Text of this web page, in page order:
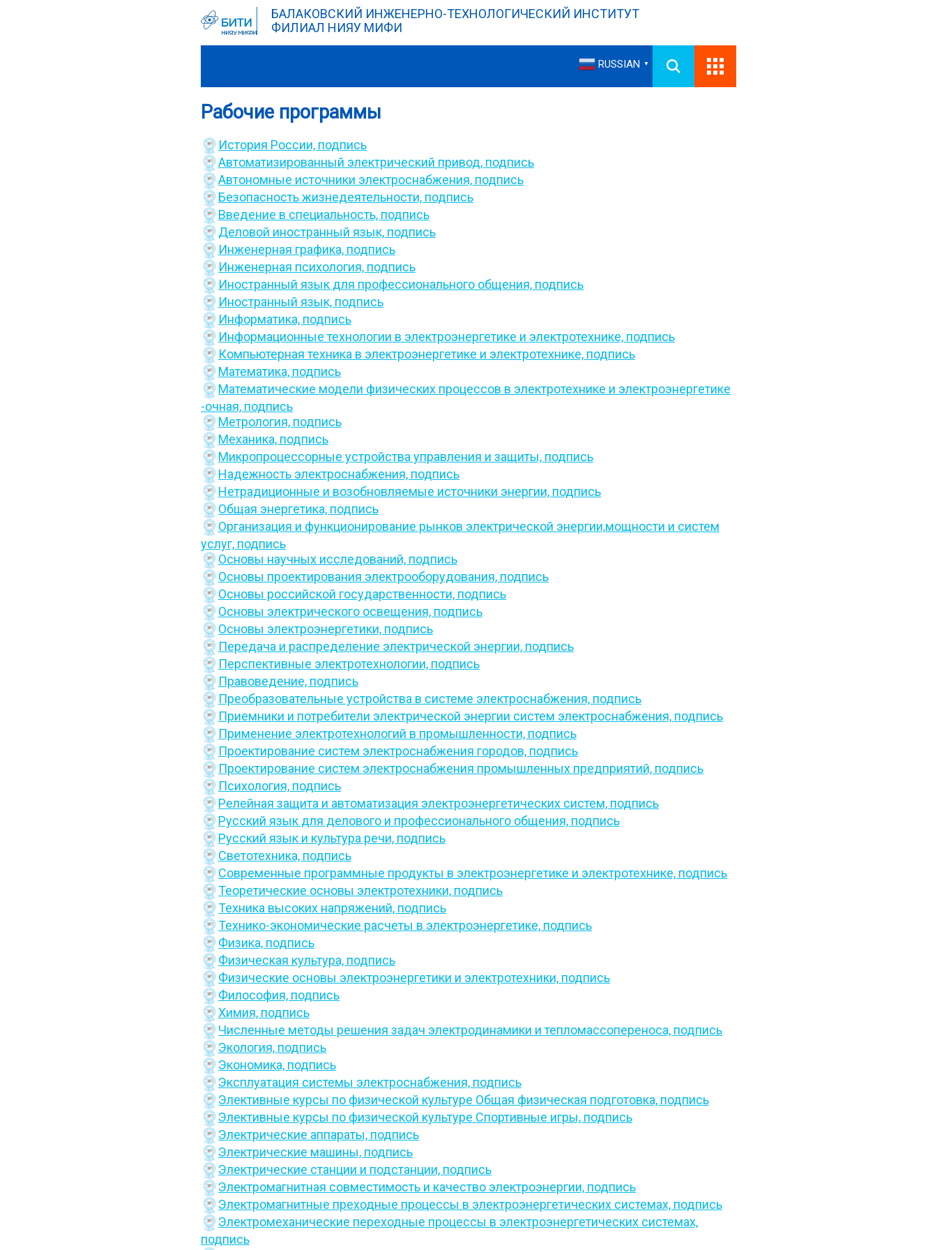
БАЛАКОВСКИЙ ИНЖЕНЕРНО-ТЕХНОЛОГИЧЕСКИЙ ИНСТИТУТ
ФИЛИАЛ НИЯУ МИФИ
RUSSIAN ▼
Рабочие программы
История России, подпись
Автоматизированный электрический привод, подпись
Автономные источники электроснабжения, подпись
Безопасность жизнедеятельности, подпись
Введение в специальность, подпись
Деловой иностранный язык, подпись
Инженерная графика, подпись
Инженерная психология, подпись
Иностранный язык для профессионального общения, подпись
Иностранный язык, подпись
Информатика, подпись
Информационные технологии в электроэнергетике и электротехнике, подпись
Компьютерная техника в электроэнергетике и электротехнике, подпись
Математика, подпись
Математические модели физических процессов в электротехнике и электроэнергетике
-очная, подпись
Метрология, подпись
Механика, подпись
Микропроцессорные устройства управления и защиты, подпись
Надежность электроснабжения, подпись
Нетрадиционные и возобновляемые источники энергии, подпись
Общая энергетика, подпись
Организация и функционирование рынков электрической энергии,мощности и систем
услуг, подпись
Основы научных исследований, подпись
Основы проектирования электрооборудования, подпись
Основы российской государственности, подпись
Основы электрического освещения, подпись
Основы электроэнергетики, подпись
Передача и распределение электрической энергии, подпись
Перспективные электротехнологии, подпись
Правоведение, подпись
Преобразовательные устройства в системе электроснабжения, подпись
Приемники и потребители электрической энергии систем электроснабжения, подпись
Применение электротехнологий в промышленности, подпись
Проектирование систем электроснабжения городов, подпись
Проектирование систем электроснабжения промышленных предприятий, подпись
Психология, подпись
Релейная защита и автоматизация электроэнергетических систем, подпись
Русский язык для делового и профессионального общения, подпись
Русский язык и культура речи, подпись
Светотехника, подпись
Современные программные продукты в электроэнергетике и электротехнике, подпись
Теоретические основы электротехники, подпись
Техника высоких напряжений, подпись
Технико-экономические расчеты в электроэнергетике, подпись
Физика, подпись
Физическая культура, подпись
Физические основы электроэнергетики и электротехники, подпись
Философия, подпись
Химия, подпись
Численные методы решения задач электродинамики и тепломассопереноса, подпись
Экология, подпись
Экономика, подпись
Эксплуатация системы электроснабжения, подпись
Элективные курсы по физической культуре Общая физическая подготовка, подпись
Элективные курсы по физической культуре Спортивные игры, подпись
Электрические аппараты, подпись
Электрические машины, подпись
Электрические станции и подстанции, подпись
Электромагнитная совместимость и качество электроэнергии, подпись
Электромагнитные преходные процессы в электроэнергетических системах, подпись
Электромеханические переходные процессы в электроэнергетических системах,
подпись